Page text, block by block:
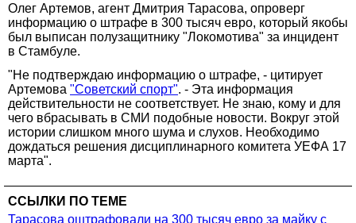
Олег Артемов, агент Дмитрия Тарасова, опроверг
информацию о штрафе в 300 тысяч евро, который якобы
был выписан полузащитнику "Локомотива" за инцидент
в Стамбуле.
"Не подтверждаю информацию о штрафе, - цитирует
Артемова "Советский спорт". - Эта информация
действительности не соответствует. Не знаю, кому и для
чего вбрасывать в СМИ подобные новости. Вокруг этой
истории слишком много шума и слухов. Необходимо
дождаться решения дисциплинарного комитета УЕФА 17
марта".
ССЫЛКИ ПО ТЕМЕ
Тарасова оштрафовали на 300 тысяч евро за майку с